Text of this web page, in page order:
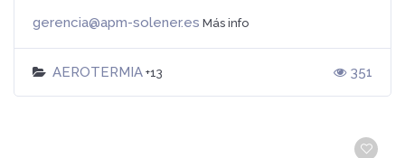
gerencia@apm-solener.es Más info
AEROTERMIA +13 351